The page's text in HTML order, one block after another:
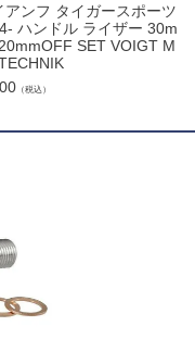
アンフ タイガースポーツ
ハンドル ライザー 30m
SET VOIGT M
（税込）